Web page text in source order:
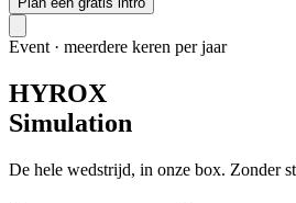
Event · meerdere keren per jaar
HYROX
Simulation
De hele wedstrijd, in onze box. Zonder